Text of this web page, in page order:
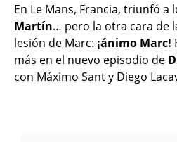
En Le Mans, Francia, triunfó a
Martín… pero la otra cara de
lesión de Marc: ¡ánimo Marc!
más en el nuevo episodio de
con Máximo Sant y Diego